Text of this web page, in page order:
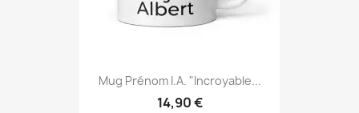
Mug Prénom I.A. "Incroyable...
14,90 €